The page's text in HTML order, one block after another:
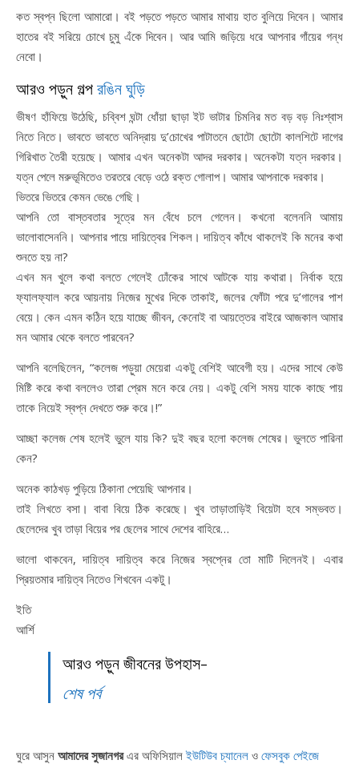
কত স্বপ্ন ছিলো আমারো। বই পড়তে পড়তে আমার মাথায় হাত বুলিয়ে দিবেন। আমার
হাতের বই সরিয়ে চোখে চুমু এঁকে দিবেন। আর আমি জড়িয়ে ধরে আপনার গাঁয়ের গন্ধ
নেবো।
আরও পড়ুন গল্পরঙিন ঘুড়ি
ভীষণ হাঁফিয়ে উঠেছি, চব্বিশ ঘন্টা ধোঁয়া ছাড়া ইট ভাটার চিমনির মত বড় বড় নিঃশ্বাস
নিতে নিতে। ভাবতে ভাবতে অনিদ্রায় দু’চোখের পাটাতনে ছোটো ছোটো কালশিটে দাগের
গিরিখাত তৈরী হয়েছে। আমার এখন অনেকটা আদর দরকার। অনেকটা যত্ন দরকার।
যত্ন পেলে মরুভূমিতেও তরতরে বেড়ে ওঠে রক্ত গোলাপ। আমার আপনাকে দরকার।
ভিতরে ভিতরে কেমন ভেঙে গেছি।
আপনি তো বাস্তবতার সূত্রে মন বেঁধে চলে গেলেন। কখনো বলেননি আমায়
ভালোবাসেননি। আপনার পায়ে দায়িত্বের শিকল। দায়িত্ব কাঁধে থাকলেই কি মনের কথা
শুনতে হয় না?
এখন মন খুলে কথা বলতে গেলেই ঢোঁকের সাথে আটকে যায় কথারা। নির্বাক হয়ে
ফ্যালফ্যাল করে আয়নায় নিজের মুখের দিকে তাকাই, জলের ফোঁটা পরে দু’গালের পাশ
বেয়ে। কেন এমন কঠিন হয়ে যাচ্ছে জীবন, কেনোই বা আয়ত্তের বাইরে আজকাল আমার
মন আমার থেকে বলতে পারবেন?
আপনি বলেছিলেন, “কলেজ পড়ুয়া মেয়েরা একটু বেশিই আবেগী হয়। এদের সাথে কেউ
মিষ্টি করে কথা বললেও তারা প্রেম মনে করে নেয়। একটু বেশি সময় যাকে কাছে পায়
তাকে নিয়েই স্বপ্ন দেখতে শুরু করে।!”
আচ্ছা কলেজ শেষ হলেই ভুলে যায় কি? দুই বছর হলো কলেজ শেষের। ভুলতে পারিনা
কেন?
অনেক কাঠখড় পুড়িয়ে ঠিকানা পেয়েছি আপনার।
তাই লিখতে বসা। বাবা বিয়ে ঠিক করেছে। খুব তাড়াতাড়িই বিয়েটা হবে সম্ভবত।
ছেলেদের খুব তাড়া বিয়ের পর ছেলের সাথে দেশের বাহিরে…
ভালো থাকবেন, দায়িত্ব দায়িত্ব করে নিজের স্বপ্নের তো মাটি দিলেনই। এবার
প্রিয়তমার দায়িত্ব নিতেও শিখবেন একটু।
ইতি
আর্শি
আরও পড়ুন জীবনের উপহাস-
শেষ পর্ব
ঘুরে আসুন আমাদের সুজানগরএর অফিসিয়ালইউটিউব চ্যানেল ও ফেসবুক পেইজে